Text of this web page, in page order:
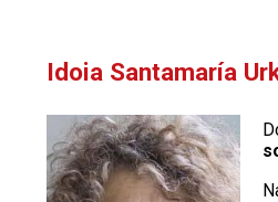
Idoia Santamaría